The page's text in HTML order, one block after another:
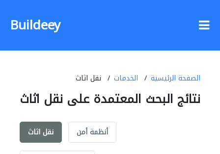
Buildeey
الصفحة الرئيسية الخدمات نقل اثاث
نتائج البحث المعتمدة على نقل اثاث
نقل اثاث أنظمة أمن